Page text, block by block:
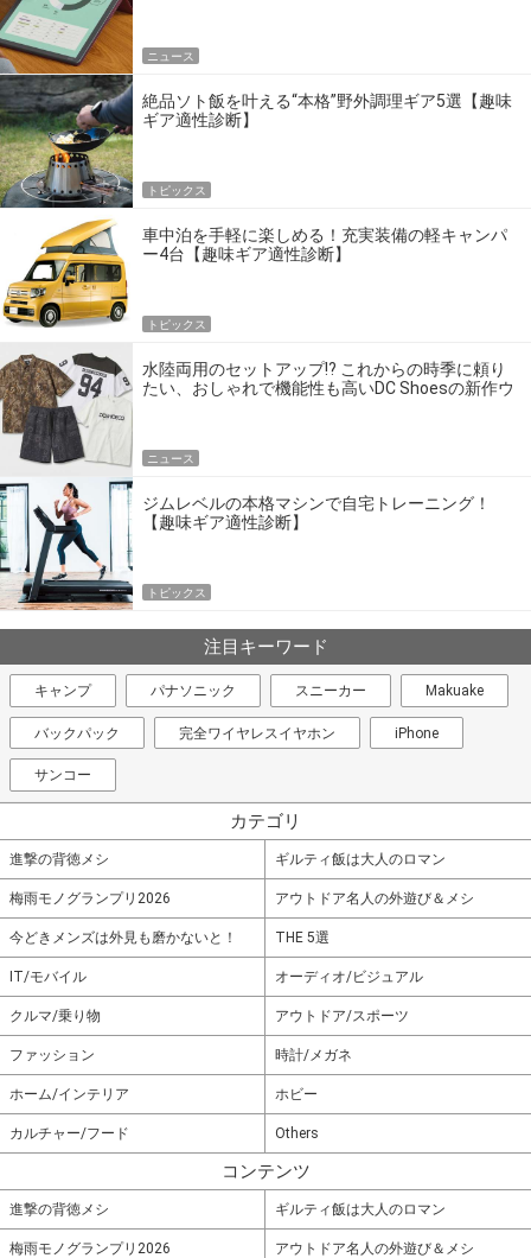
ニュース
絶品ソト飯を叶える“本格”野外調理ギア5選【趣味
ギア適性診断】
トピックス
車中泊を手軽に楽しめる！充実装備の軽キャンパ
ー4台【趣味ギア適性診断】
トピックス
水陸両用のセットアップ!? これからの時季に頼り
たい、おしゃれで機能性も高いDC Shoesの新作ウ
ニュース
ジムレベルの本格マシンで自宅トレーニング！
【趣味ギア適性診断】
トピックス
注目キーワード
キャンプ パナソニック スニーカー Makuake
バックパック 完全ワイヤレスイヤホン iPhone
サンコー
カテゴリ
進撃の背徳メシ ギルティ飯は大人のロマン
梅雨モノグランプリ2026 アウトドア名人の外遊び＆メシ
今どきメンズは外見も磨かないと！ THE 5選
IT/モバイル オーディオ/ビジュアル
クルマ/乗り物 アウトドア/スポーツ
ファッション 時計/メガネ
ホーム/インテリア ホビー
カルチャー/フード Others
コンテンツ
進撃の背徳メシ ギルティ飯は大人のロマン
梅雨モノグランプリ2026 アウトドア名人の外遊び＆メシ